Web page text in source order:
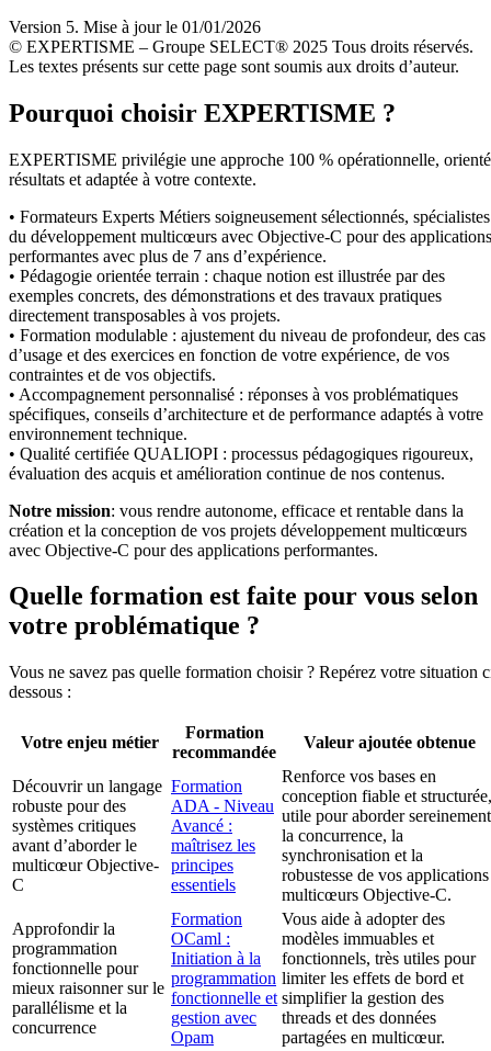
Version 5. Mise à jour le 01/01/2026
© EXPERTISME – Groupe SELECT® 2025 Tous droits réservés.
Les textes présents sur cette page sont soumis aux droits d’auteur.
Pourquoi choisir EXPERTISME ?
EXPERTISME privilégie une approche 100 % opérationnelle,
résultats et adaptée à votre contexte.
• Formateurs Experts Métiers soigneusement sélectionnés, spécialistes
du développement multicœurs avec Objective-C pour des applications
performantes avec plus de 7 ans d’expérience.
• Pédagogie orientée terrain : chaque notion est illustrée par des
exemples concrets, des démonstrations et des travaux pratiques
directement transposables à vos projets.
• Formation modulable : ajustement du niveau de profondeur, des cas
d’usage et des exercices en fonction de votre expérience, de vos
contraintes et de vos objectifs.
• Accompagnement personnalisé : réponses à vos problématiques
spécifiques, conseils d’architecture et de performance adaptés à votre
environnement technique.
• Qualité certifiée QUALIOPI : processus pédagogiques rigoureux,
évaluation des acquis et amélioration continue de nos contenus.
Notre mission: vous rendre autonome, efficace et rentable dans la
création et la conception de vos projets développement multicœurs
avec Objective-C pour des applications performantes.
Quelle formation est faite pour vous selon
votre problématique ?
Vous ne savez pas quelle formation choisir ? Repérez votre situation
dessous :
Votre enjeu métier
Formation
recommandée
Valeur ajoutée obtenue
Découvrir un langage
robuste pour des
systèmes critiques
avant d’aborder le
multicœur Objective-
C
Formation
ADA - Niveau
Avancé :
maîtrisez les
principes
essentiels
Renforce vos bases en
conception fiable et structurée,
utile pour aborder sereinement
la concurrence, la
synchronisation et la
robustesse de vos applications
multicœurs Objective-C.
Approfondir la
programmation
fonctionnelle pour
mieux raisonner sur le
parallélisme et la
concurrence
Formation
OCaml :
Initiation à la
programmation
fonctionnelle et
gestion avec
Opam
Vous aide à adopter des
modèles immuables et
fonctionnels, très utiles pour
limiter les effets de bord et
simplifier la gestion des
threads et des données
partagées en multicœur.